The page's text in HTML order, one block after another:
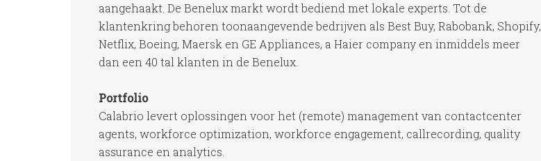
aangehaakt. De Benelux markt wordt bediend met lokale experts. Tot de
klantenkring behoren toonaangevende bedrijven als Best Buy, Rabobank, Shopify,
Netflix, Boeing, Maersk en GE Appliances, a Haier company en inmiddels meer
dan een 40 tal klanten in de Benelux.
Portfolio
Calabrio levert oplossingen voor het (remote) management van contactcenter
agents, workforce optimization, workforce engagement, callrecording, quality
assurance en analytics.